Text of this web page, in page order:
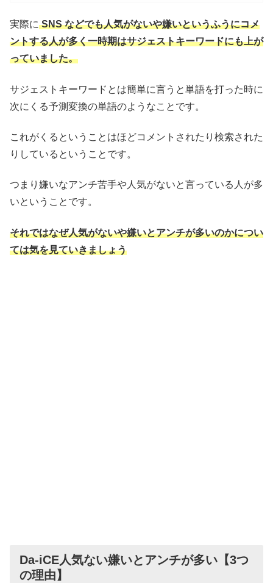
実際にSNS などでも人気がないや嫌いというふうにコメ
ントする人が多く一時期はサジェストキーワードにも上が
っていました。
サジェストキーワードとは簡単に言うと単語を打った時に
次にくる予測変換の単語のようなことです。
これがくるということはほどコメントされたり検索された
りしているということです。
つまり嫌いなアンチ苦手や人気がないと言っている人が多
いということです。
それではなぜ人気がないや嫌いとアンチが多いのかについ
ては気を見ていきましょう
Da-iCE人気ない嫌いとアンチが多い【3つ
の理由】